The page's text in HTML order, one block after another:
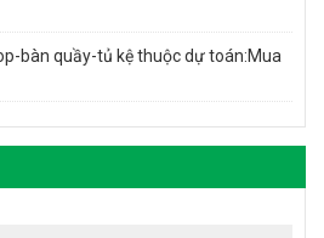
bàn quầy-tủ kệ thuộc dự toán:Mua